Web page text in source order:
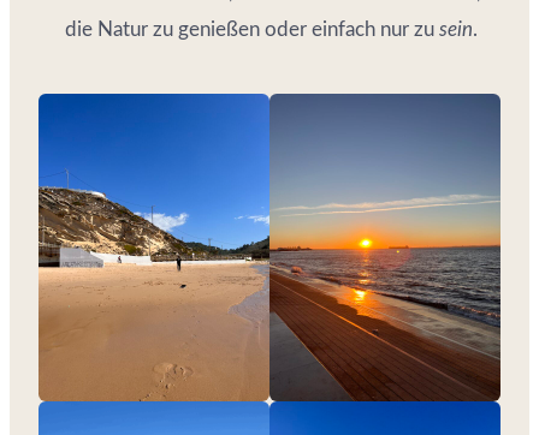
die Natur zu genießen oder einfach nur zu sein.